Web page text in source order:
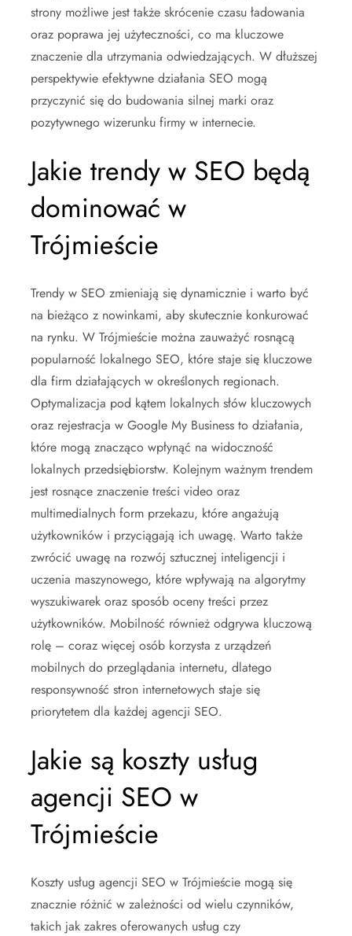
strony możliwe jest także skrócenie czasu ładowania
oraz poprawa jej użyteczności, co ma kluczowe
znaczenie dla utrzymania odwiedzających. W dłuższej
perspektywie efektywne działania SEO mogą
przyczynić się do budowania silnej marki oraz
pozytywnego wizerunku firmy w internecie.
Jakie trendy w SEO będą
dominować w
Trójmieście
Trendy w SEO zmieniają się dynamicznie i warto być
na bieżąco z nowinkami, aby skutecznie konkurować
na rynku. W Trójmieście można zauważyć rosnącą
popularność lokalnego SEO, które staje się kluczowe
dla firm działających w określonych regionach.
Optymalizacja pod kątem lokalnych słów kluczowych
oraz rejestracja w Google My Business to działania,
które mogą znacząco wpłynąć na widoczność
lokalnych przedsiębiorstw. Kolejnym ważnym trendem
jest rosnące znaczenie treści video oraz
multimedialnych form przekazu, które angażują
użytkowników i przyciągają ich uwagę. Warto także
zwrócić uwagę na rozwój sztucznej inteligencji i
uczenia maszynowego, które wpływają na algorytmy
wyszukiwarek oraz sposób oceny treści przez
użytkowników. Mobilność również odgrywa kluczową
rolę – coraz więcej osób korzysta z urządzeń
mobilnych do przeglądania internetu, dlatego
responsywność stron internetowych staje się
priorytetem dla każdej agencji SEO.
Jakie są koszty usług
agencji SEO w
Trójmieście
Koszty usług agencji SEO w Trójmieście mogą się
znacznie różnić w zależności od wielu czynników,
takich jak zakres oferowanych usług czy